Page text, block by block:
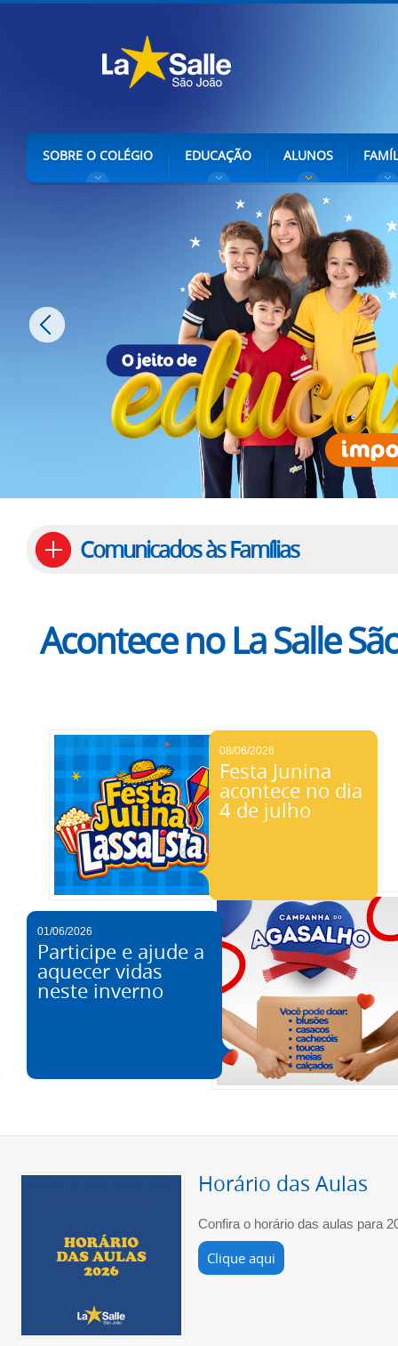
SOBRE O COLÉGIO EDUCAÇÃO ALUNOS
Comunicados às Famílias
Acontece no La Salle
08/06/2026
Festa Junina
acontece no dia
4 de julho
01/06/2026
Participe e ajude a
aquecer vidas
neste inverno
Horário das Aulas
Confira o horário das aulas para
Clique aqui